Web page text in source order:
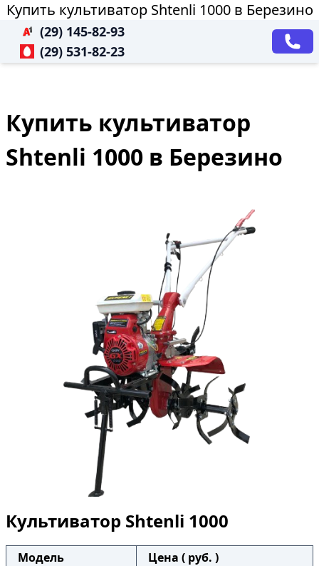
Купить культиватор Shtenli 1000 в Березино
(29) 145-82-93
(29) 531-82-23
Купить культиватор
Shtenli 1000 в Березино
Культиватор Shtenli 1000
Модель
Цена ( руб. )